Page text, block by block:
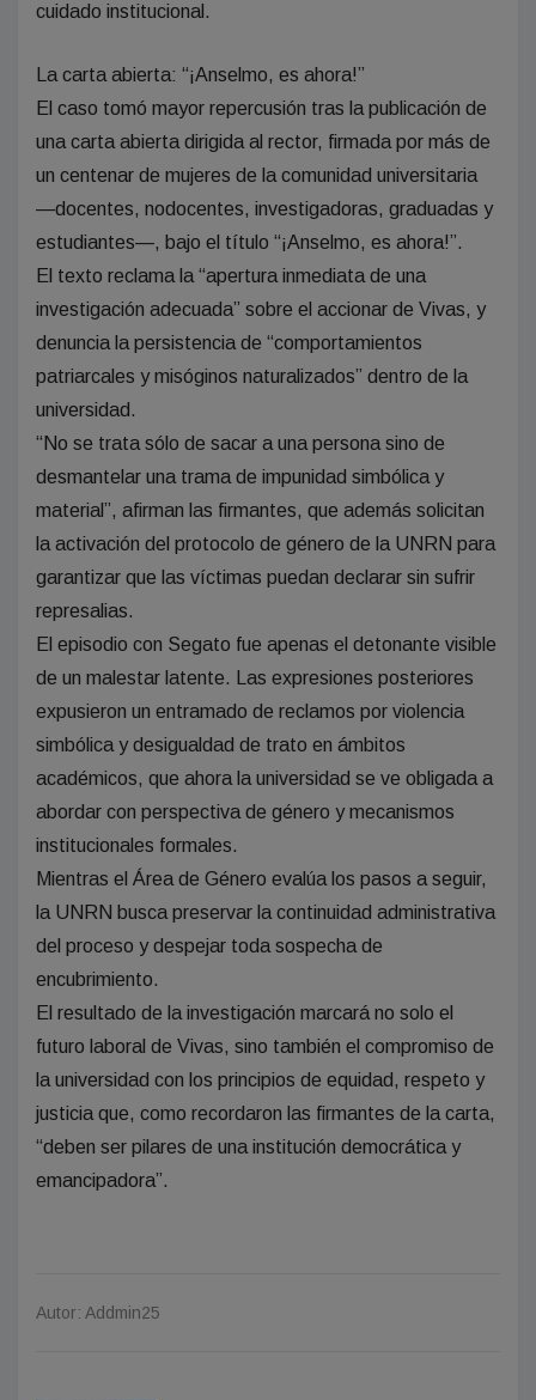
cuidado institucional.
La carta abierta: “¡Anselmo, es ahora!”
El caso tomó mayor repercusión tras la publicación de
una carta abierta dirigida al rector, firmada por más de
un centenar de mujeres de la comunidad universitaria
—docentes, nodocentes, investigadoras, graduadas y
estudiantes—, bajo el título “¡Anselmo, es ahora!”.
El texto reclama la “apertura inmediata de una
investigación adecuada” sobre el accionar de Vivas, y
denuncia la persistencia de “comportamientos
patriarcales y misóginos naturalizados” dentro de la
universidad.
“No se trata sólo de sacar a una persona sino de
desmantelar una trama de impunidad simbólica y
material”, afirman las firmantes, que además solicitan
la activación del protocolo de género de la UNRN para
garantizar que las víctimas puedan declarar sin sufrir
represalias.
El episodio con Segato fue apenas el detonante visible
de un malestar latente. Las expresiones posteriores
expusieron un entramado de reclamos por violencia
simbólica y desigualdad de trato en ámbitos
académicos, que ahora la universidad se ve obligada a
abordar con perspectiva de género y mecanismos
institucionales formales.
Mientras el Área de Género evalúa los pasos a seguir,
la UNRN busca preservar la continuidad administrativa
del proceso y despejar toda sospecha de
encubrimiento.
El resultado de la investigación marcará no solo el
futuro laboral de Vivas, sino también el compromiso de
la universidad con los principios de equidad, respeto y
justicia que, como recordaron las firmantes de la carta,
“deben ser pilares de una institución democrática y
emancipadora”.
Autor: Addmin25